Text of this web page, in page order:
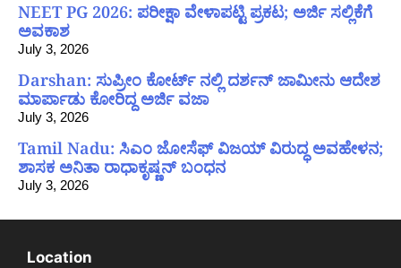
NEET PG 2026: ಪರೀಕ್ಷಾ ವೇಳಾಪಟ್ಟಿ ಪ್ರಕಟ; ಅರ್ಜಿ ಸಲ್ಲಿಕೆಗೆ
ಅವಕಾಶ
July 3, 2026
Darshan: ಸುಪ್ರೀಂ ಕೋರ್ಟ್ ನಲ್ಲಿ ದರ್ಶನ್ ಜಾಮೀನು ಆದೇಶ
ಮಾರ್ಪಾಡು ಕೋರಿದ್ದ ಅರ್ಜಿ ವಜಾ
July 3, 2026
Tamil Nadu: ಸಿಎಂ ಜೋಸೆಫ್ ವಿಜಯ್ ವಿರುದ್ಧ ಅವಹೇಳನ;
ಶಾಸಕ ಅನಿತಾ ರಾಧಾಕೃಷ್ಣನ್ ಬಂಧನ
July 3, 2026
Location